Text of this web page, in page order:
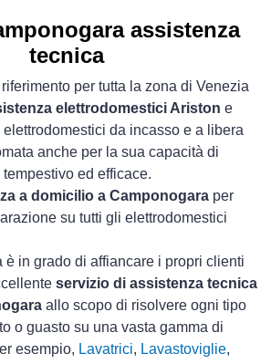
assistenza
tecnica
riferimento per tutta la zona di Venezia
elettrodomestici Ariston e
da incasso e a libera
anche per la sua capacità di
ed efficace.
a domicilio a Camponogara per
su tutti gli elettrodomestici
è in grado di affiancare i propri clienti
servizio di assistenza tecnica
allo scopo di risolvere ogni tipo
o guasto su una vasta gamma di
esempio, Lavatrici, Lavastoviglie,